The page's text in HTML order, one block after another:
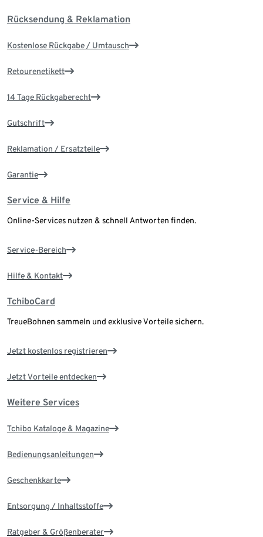
Rücksendung & Reklamation
Kostenlose Rückgabe / Umtausch
Retourenetikett
14 Tage Rückgaberecht
Gutschrift
Reklamation / Ersatzteile
Garantie
Service & Hilfe
Online-Services nutzen & schnell Antworten finden.
Service-Bereich
Hilfe & Kontakt
TchiboCard
TreueBohnen sammeln und exklusive Vorteile sichern.
Jetzt kostenlos registrieren
Jetzt Vorteile entdecken
Weitere Services
Tchibo Kataloge & Magazine
Bedienungsanleitungen
Geschenkkarte
Entsorgung / Inhaltsstoffe
Ratgeber & Größenberater